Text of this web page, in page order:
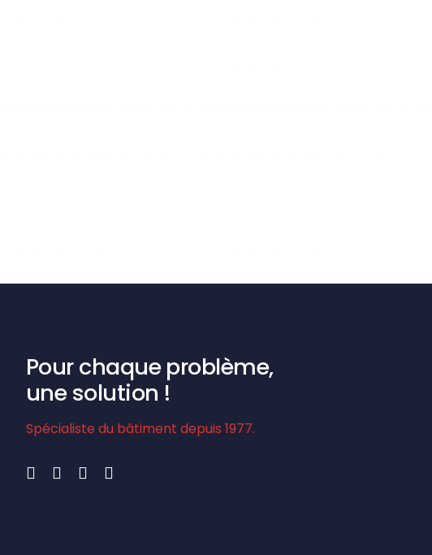
Pour chaque problème,
une solution !
Spécialiste du bâtiment depuis 1977.